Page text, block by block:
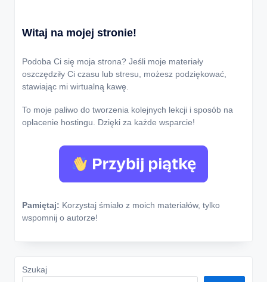
Witaj na mojej stronie!
Podoba Ci się moja strona? Jeśli moje materiały
oszczędziły Ci czasu lub stresu, możesz podziękować,
stawiając mi wirtualną kawę.
To moje paliwo do tworzenia kolejnych lekcji i sposób na
opłacenie hostingu. Dzięki za każde wsparcie!
Pamiętaj: Korzystaj śmiało z moich materiałów, tylko
wspomnij o autorze!
Szukaj